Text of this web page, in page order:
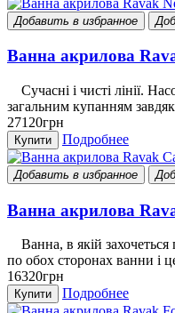
Добавить в избранное
Ванна акрилова
Сучасні і чисті лінії.
загальним купанням
27120грн
Купити Подробнее
Добавить в избранное
Ванна акрилова
Ванна, в якій захочеться
по обох сторонах ванни і
16320грн
Купити Подробнее